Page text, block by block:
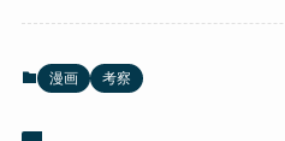
漫画 考察